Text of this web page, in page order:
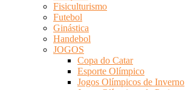
Fisiculturismo
Futebol
Ginástica
Handebol
JOGOS
Copa do Catar
Esporte Olímpico
Jogos Olímpicos de Inverno